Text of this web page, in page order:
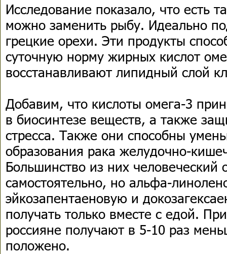
Исследование показало, что есть
можно заменить рыбу. Идеально
грецкие орехи. Эти продукты
суточную норму жирных кислот
восстанавливают липидный слой
Добавим, что кислоты омега-3
в биосинтезе веществ, а также
стресса. Также они способны
образования рака желудочно-
Большинство из них человеческий
самостоятельно, но альфа-
эйкозапентаеновую и
получать только вместе с едой.
россияне получают в 5-10 раз
положено.